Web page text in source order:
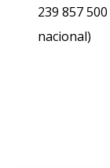
239 857 500
nacional)